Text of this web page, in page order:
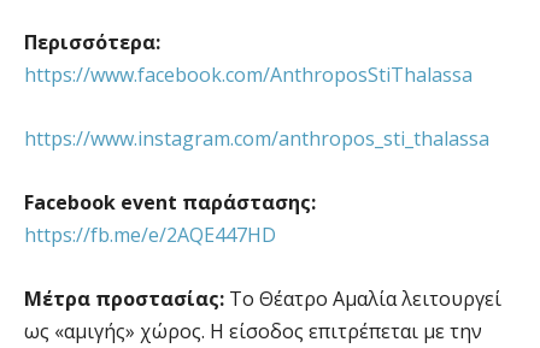
Περισσότερα:
https://www.facebook.com/AnthroposStiThalassa
https://www.instagram.com/anthropos_sti_thalassa
Facebook event παράστασης:
https://fb.me/e/2AQE447HD
Μέτρα προστασίας: Το Θέατρο Αμαλία λειτουργεί
ως «αμιγής» χώρος. Η είσοδος επιτρέπεται με την